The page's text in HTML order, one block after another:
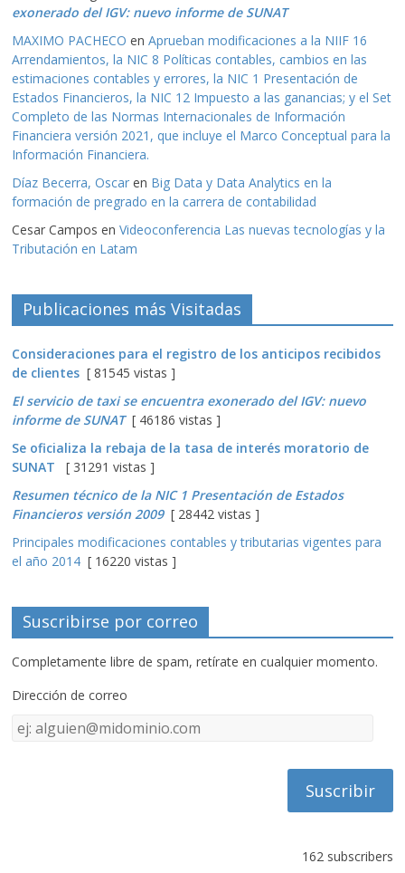
exonerado del IGV: nuevo informe de SUNAT
MAXIMO PACHECO enAprueban modificaciones a la NIIF 16
Arrendamientos, la NIC 8 Políticas contables, cambios en las
estimaciones contables y errores, la NIC 1 Presentación de
Estados Financieros, la NIC 12 Impuesto a las ganancias; y el Set
Completo de las Normas Internacionales de Información
Financiera versión 2021, que incluye el Marco Conceptual para la
Información Financiera.
Díaz Becerra, Oscar en Big Data y Data Analytics en la
formación de pregrado en la carrera de contabilidad
Cesar Campos enVideoconferencia Las nuevas tecnologías y la
Tributación en Latam
Publicaciones más Visitadas
Consideraciones para el registro de los anticipos recibidos
de clientes [ 81545 vistas ]
El servicio de taxi se encuentra exonerado del IGV: nuevo
informe de SUNAT[ 46186 vistas ]
Se oficializa la rebaja de la tasa de interés moratorio de
SUNAT
[ 31291 vistas ]
Resumen técnico de la NIC 1 Presentación de Estados
Financieros versión 2009[ 28442 vistas ]
Principales modificaciones contables y tributarias vigentes para
el año 2014 [ 16220 vistas ]
Suscribirse por correo
Completamente libre de spam, retírate en cualquier momento.
Dirección de correo
Dirección
de
162 subscribers